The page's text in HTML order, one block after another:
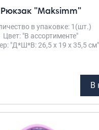
Рюкзак "Maksimm"
в упаковке: 1(шт.)
Цвет: "В ассортименте"
"Д*Ш*В: 26,5 х 19 х 35,5 см"
В